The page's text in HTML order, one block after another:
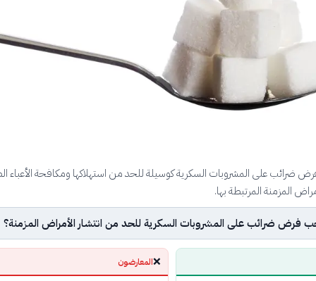
ضرائب على المشروبات السكرية كوسيلة للحد من استهلاكها ومكافحة الأعباء
المزمنة المرتبطة بها.
فرض ضرائب على المشروبات السكرية للحد من انتشار الأمراض المزمنة؟
❌المعارضون